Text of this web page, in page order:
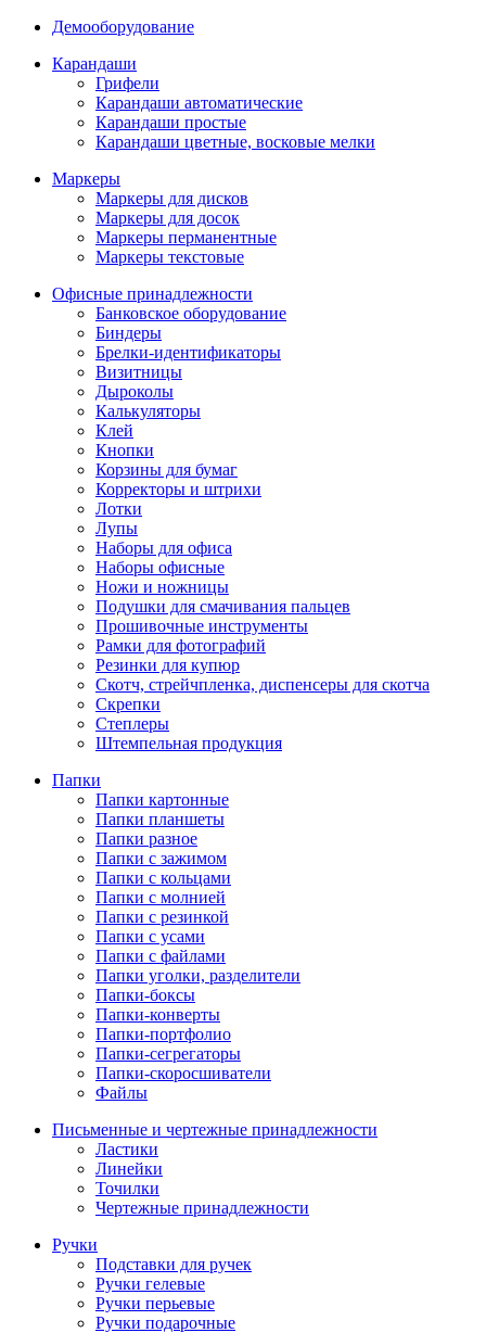
Демооборудование
Карандаши
Грифели
Карандаши автоматические
Карандаши простые
Карандаши цветные, восковые мелки
Маркеры
Маркеры для дисков
Маркеры для досок
Маркеры перманентные
Маркеры текстовые
Офисные принадлежности
Банковское оборудование
Биндеры
Брелки-идентификаторы
Визитницы
Дыроколы
Калькуляторы
Клей
Кнопки
Корзины для бумаг
Корректоры и штрихи
Лотки
Лупы
Наборы для офиса
Наборы офисные
Ножи и ножницы
Подушки для смачивания пальцев
Прошивочные инструменты
Рамки для фотографий
Резинки для купюр
Скотч, стрейчпленка, диспенсеры для скотча
Скрепки
Степлеры
Штемпельная продукция
Папки
Папки картонные
Папки планшеты
Папки разное
Папки с зажимом
Папки с кольцами
Папки с молнией
Папки с резинкой
Папки с усами
Папки с файлами
Папки уголки, разделители
Папки-боксы
Папки-конверты
Папки-портфолио
Папки-сегрегаторы
Папки-скоросшиватели
Файлы
Письменные и чертежные принадлежности
Ластики
Линейки
Точилки
Чертежные принадлежности
Ручки
Подставки для ручек
Ручки гелевые
Ручки перьевые
Ручки подарочные